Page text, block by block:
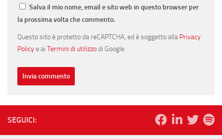
Salva il mio nome, email e sito web in questo browser per
la prossima volta che commento.
Questo sito è protetto da reCAPTCHA, ed è soggetto alla Privacy
Policye ai Termini di utilizzodi Google.
SEGUICI: